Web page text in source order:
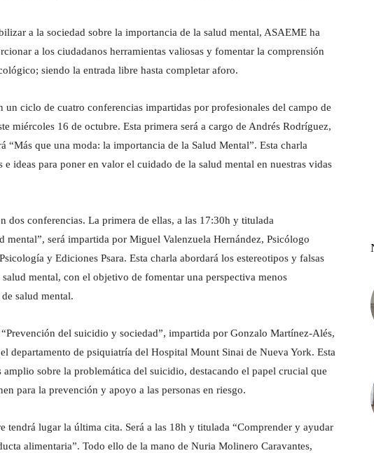
a la sociedad sobre la importancia de la salud mental, ASAEME ha
a los ciudadanos herramientas valiosas y fomentar la comprensión
siendo la entrada libre hasta completar aforo.
un ciclo de cuatro conferencias impartidas por profesionales del campo de
miércoles 16 de octubre. Esta primera será a cargo de Andrés Rodríguez,
“Más que una moda: la importancia de la Salud Mental”. Esta charla
ideas para poner en valor el cuidado de la salud mental en nuestras vidas
dos conferencias. La primera de ellas, a las 17:30h y titulada
mental”, será impartida por Miguel Valenzuela Hernández, Psicólogo
y Ediciones Psara. Esta charla abordará los estereotipos y falsas
mental, con el objetivo de fomentar una perspectiva menos
salud mental.
del suicidio y sociedad”, impartida por Gonzalo Martínez-Alés,
departamento de psiquiatría del Hospital Mount Sinai de Nueva York. Esta
amplio sobre la problemática del suicidio, destacando el papel crucial que
para la prevención y apoyo a las personas en riesgo.
tendrá lugar la última cita. Será a las 18h y titulada “Comprender y ayudar
alimentaria”. Todo ello de la mano de Nuria Molinero Caravantes,